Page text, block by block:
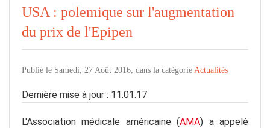
USA : polemique sur l'augmentation
du prix de l'Epipen
Publié le Samedi, 27 Août 2016, dans la catégorie Actualités
Dernière mise à jour : 11.01.17
L'Association médicale américaine (AMA) a appelé